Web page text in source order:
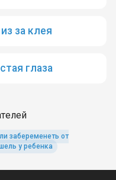
за клея
глаза
забеременеть от
у ребенка